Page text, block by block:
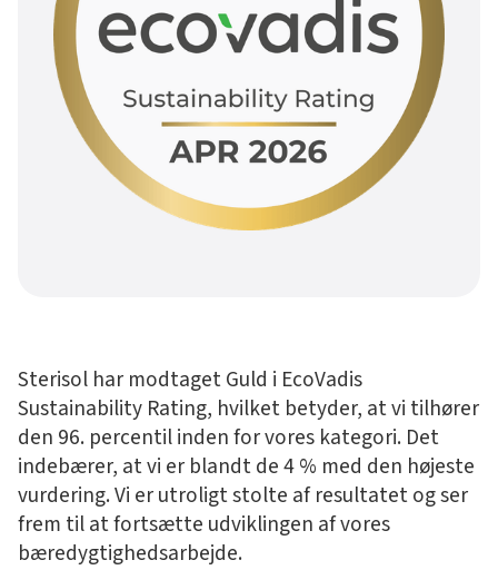
Sterisol har modtaget Guld i EcoVadis
Sustainability Rating, hvilket betyder, at vi tilhører
den 96. percentil inden for vores kategori. Det
indebærer, at vi er blandt de 4 % med den højeste
vurdering. Vi er utroligt stolte af resultatet og ser
frem til at fortsætte udviklingen af vores
bæredygtighedsarbejde.